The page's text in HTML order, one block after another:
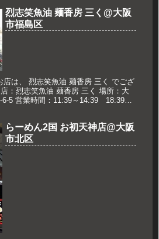
烈志笑魚油 麺香房 三く@大阪
市福島区
店は、 烈志笑魚油 麺香房 三く でござ
：烈志笑魚油 麺香房 三く 場所：大
5 営業時間：11:39～14:39 18:39～
らーめん2国 お初天神店@大阪
市北区